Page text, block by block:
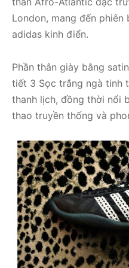
London, mang đến phiên
adidas kinh điển.
Phần thân giày bằng
tiết 3 Sọc trắng ngà tinh
thanh lịch, đồng thời nổi
thao truyền thống và